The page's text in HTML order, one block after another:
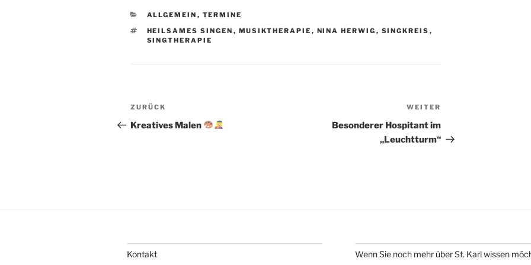
KATEGORIEN
ALLGEMEIN , TERMINE
SCHLAGWÖRTER
HEILSAMES SINGEN , MUSIKTHERAPIE , NINA HERWIG , SINGKREIS ,
SINGTHERAPIE
Beitragsnavigation
Vorheriger
Beitrag
ZURÜCK
Kreatives Malen
Beitrag
WEITER
Besonderer Hospitant im
„Leuchtturm“
Kontakt Wenn Sie noch mehr über St. Karl wissen